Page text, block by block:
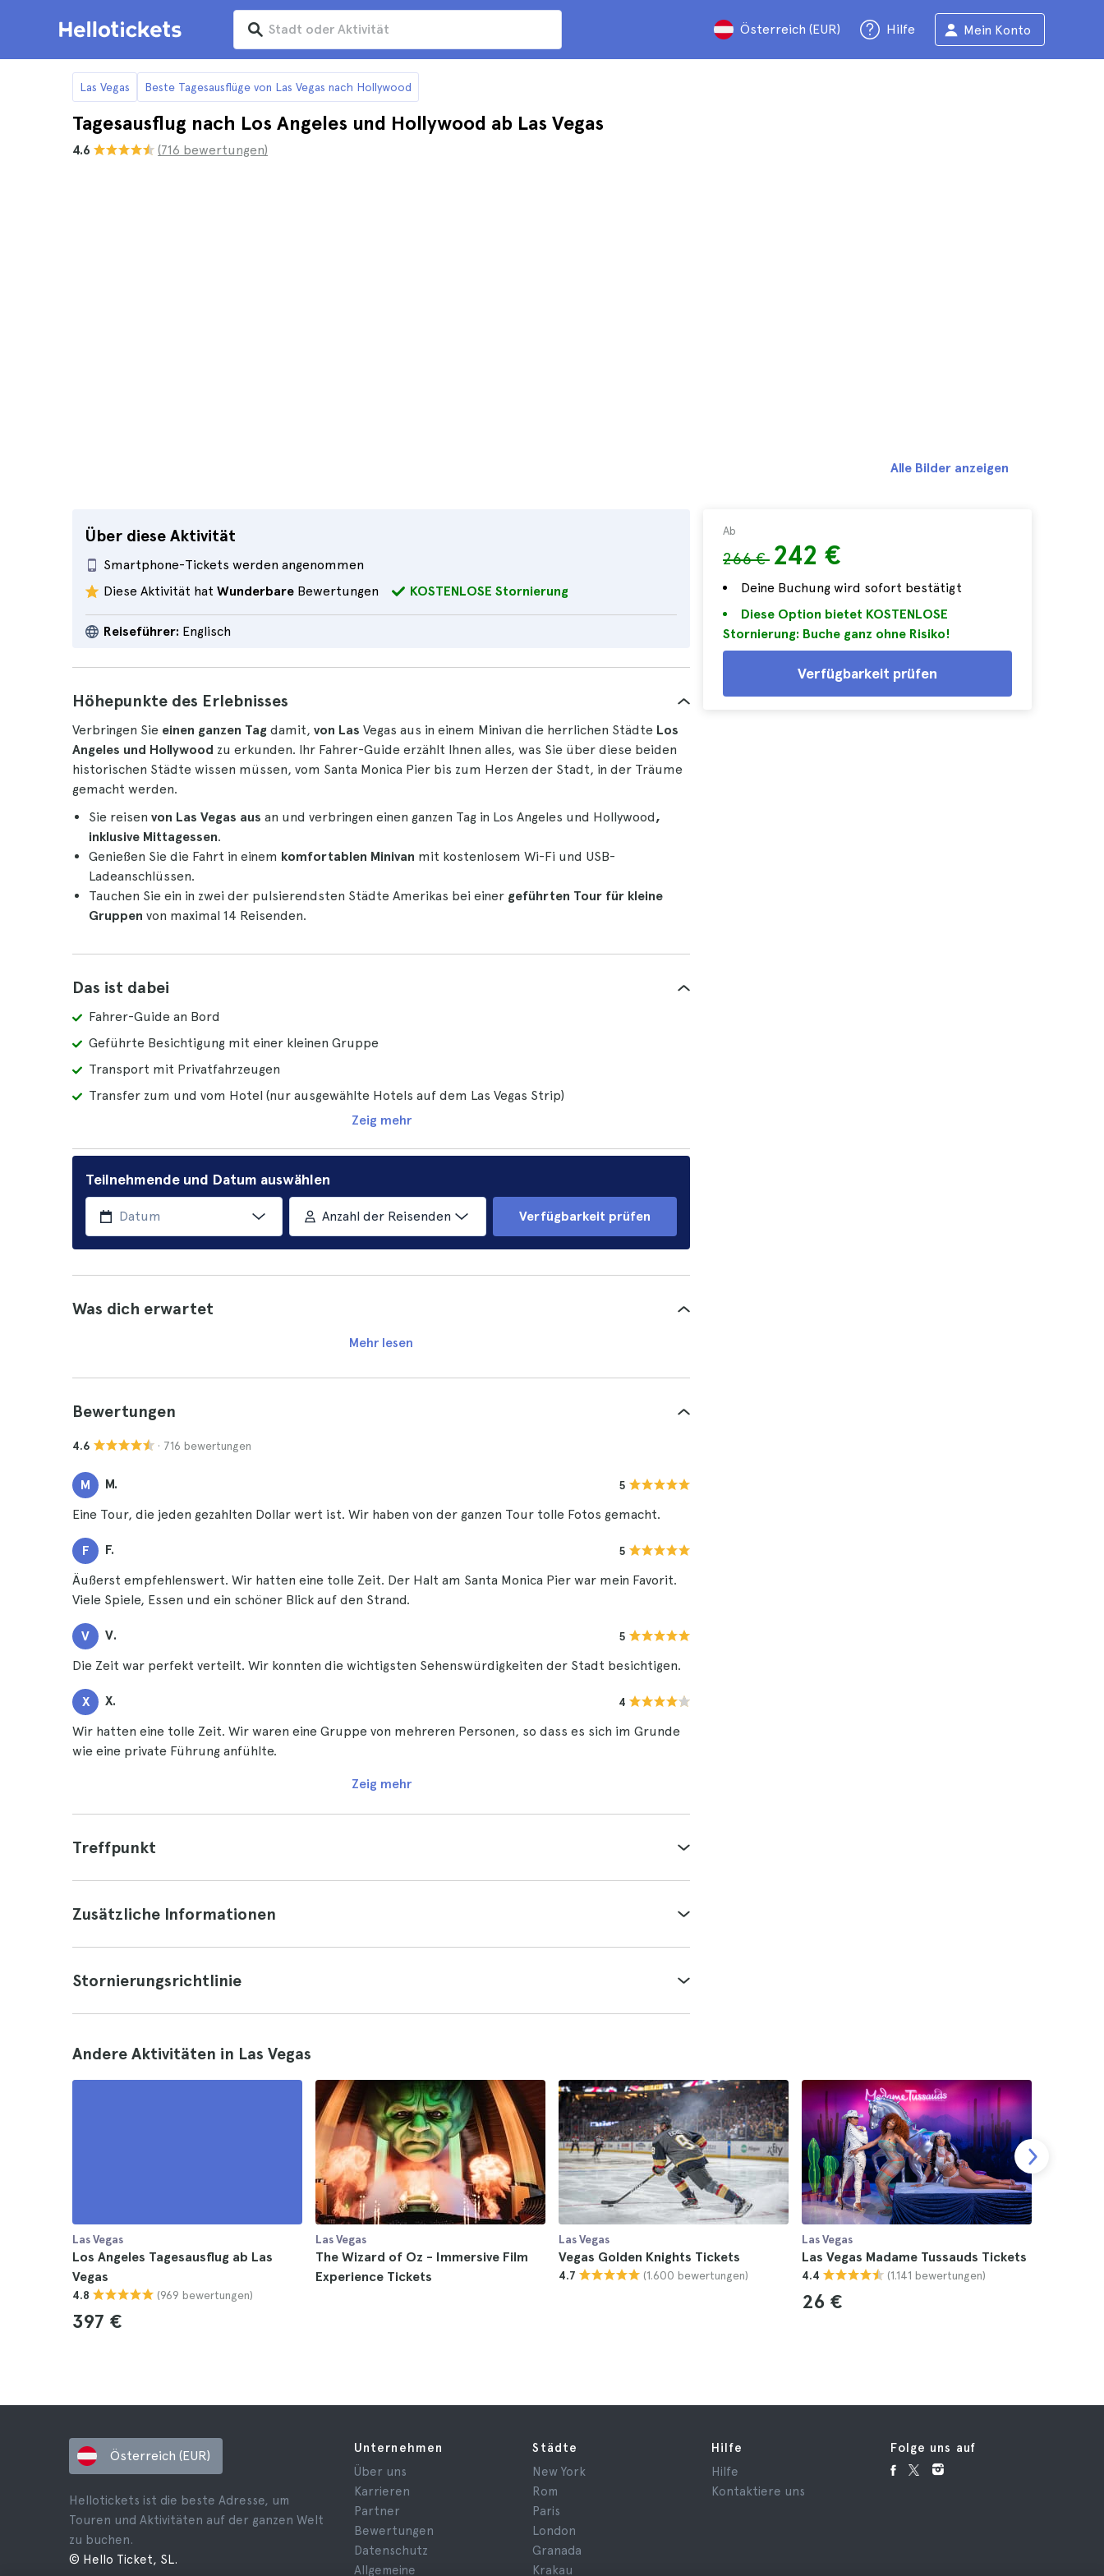
Österreich (EUR) Hilfe Mein Konto
Las Vegas Beste Tagesausflüge von Las Vegas nach Hollywood
Tagesausflug nach Los Angeles und Hollywood ab Las Vegas
4.6 (716 bewertungen)
Über diese Aktivität
Smartphone-Tickets werden angenommen
Diese Aktivität hat Wunderbare Bewertungen KOSTENLOSE Stornierung
Reiseführer: Englisch
Ab
266 € 242 €
Deine Buchung wird sofort bestätigt
Diese Option bietet KOSTENLOSE
Stornierung: Buche ganz ohne Risiko!
Verfügbarkeit prüfen
Alle Bilder anzeigen
Höhepunkte des Erlebnisses
Verbringen Sie einen ganzen Tag damit, von Las Vegas aus in einem Minivan die herrlichen Städte Los
Angeles und Hollywood zu erkunden. Ihr Fahrer-Guide erzählt Ihnen alles, was Sie über diese beiden
historischen Städte wissen müssen, vom Santa Monica Pier bis zum Herzen der Stadt, in der Träume
gemacht werden.
Sie reisen von Las Vegas aus an und verbringen einen ganzen Tag in Los Angeles und Hollywood,
inklusive Mittagessen.
Genießen Sie die Fahrt in einem komfortablen Minivan mit kostenlosem Wi-Fi und USB-
Ladeanschlüssen.
Tauchen Sie ein in zwei der pulsierendsten Städte Amerikas bei einer geführten Tour für kleine
Gruppen von maximal 14 Reisenden.
Das ist dabei
Fahrer-Guide an Bord
Geführte Besichtigung mit einer kleinen Gruppe
Transport mit Privatfahrzeugen
Transfer zum und vom Hotel (nur ausgewählte Hotels auf dem Las Vegas Strip)
Zeig mehr
Teilnehmende und Datum auswählen
Anzahl der Reisenden Verfügbarkeit prüfen
Was dich erwartet
Mehr lesen
Bewertungen
4.6 · 716 bewertungen
M M. 5
Eine Tour, die jeden gezahlten Dollar wert ist. Wir haben von der ganzen Tour tolle Fotos gemacht.
F F. 5
Äußerst empfehlenswert. Wir hatten eine tolle Zeit. Der Halt am Santa Monica Pier war mein Favorit.
Viele Spiele, Essen und ein schöner Blick auf den Strand.
V V. 5
Die Zeit war perfekt verteilt. Wir konnten die wichtigsten Sehenswürdigkeiten der Stadt besichtigen.
X X. 4
Wir hatten eine tolle Zeit. Wir waren eine Gruppe von mehreren Personen, so dass es sich im Grunde
wie eine private Führung anfühlte.
Zeig mehr
Treffpunkt
Zusätzliche Informationen
Stornierungsrichtlinie
Andere Aktivitäten in Las Vegas
Las Vegas
Los Angeles Tagesausflug ab Las
Vegas
4.8 (969 bewertungen)
397 €
Las Vegas
The Wizard of Oz - Immersive Film
Experience Tickets
Las Vegas
Vegas Golden Knights Tickets
4.7 (1.600 bewertungen)
Las Vegas
Las Vegas Madame Tussauds Tickets
4.4 (1.141 bewertungen)
26 €
Österreich (EUR)
Hellotickets ist die beste Adresse, um
Touren und Aktivitäten auf der ganzen Welt
zu buchen.
© Hello Ticket, SL.
Unternehmen
Über uns
Karrieren
Partner
Bewertungen
Datenschutz
Allgemeine
Städte
New York
Rom
Paris
London
Granada
Krakau
Hilfe
Hilfe
Kontaktiere uns
Folge uns auf